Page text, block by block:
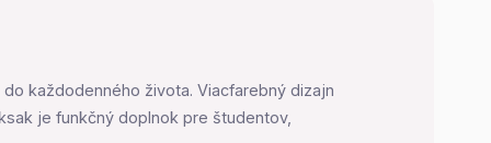
každodenného života. Viacfarebný dizajn
je funkčný doplnok pre študentov,